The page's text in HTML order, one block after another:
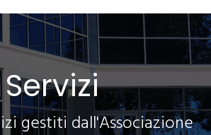
Servizi
gestiti dall'Associazione